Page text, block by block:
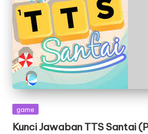
Posted
game
Kunci Jawaban TTS Santai